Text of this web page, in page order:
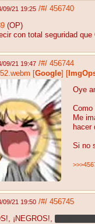
09/21 19:25 /#/ 456740
(OP)
con total seguridad
09/21 19:47 /#/ 456744
[Google] [
Oye
Como
Me
hacer
Si no
09/21 19:50 /#/ 456745
¡NEGROS!,